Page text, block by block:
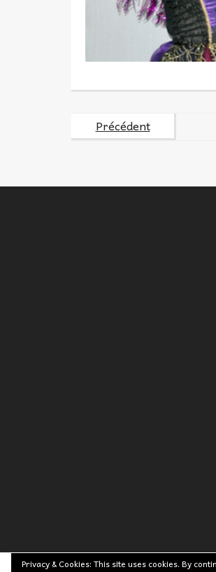
Précédent
Privacy & Cookies: This site uses cookies. By